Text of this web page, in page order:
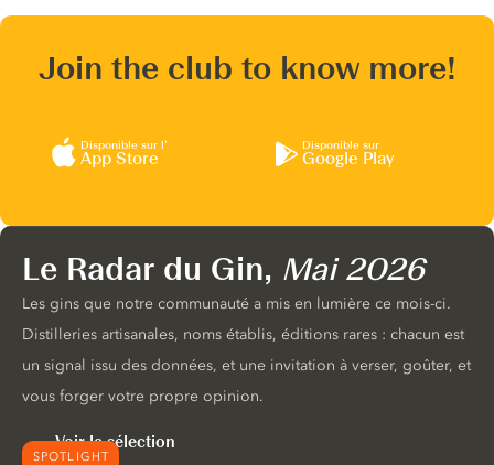
Join the club to know more!
Disponible sur l’
App Store
Disponible sur
Google Play
SPOTLIGHT
Le Radar du Gin, Mai 2026
Les gins que notre communauté a mis en lumière ce mois-ci.
Distilleries artisanales, noms établis, éditions rares : chacun est
un signal issu des données, et une invitation à verser, goûter, et
vous forger votre propre opinion.
Voir la sélection